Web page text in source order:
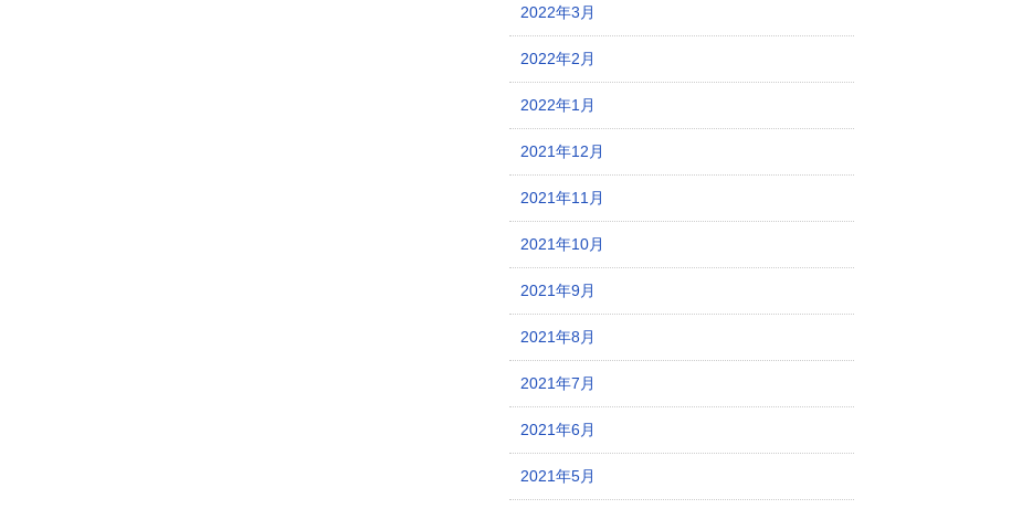
2022年3月
2022年2月
2022年1月
2021年12月
2021年11月
2021年10月
2021年9月
2021年8月
2021年7月
2021年6月
2021年5月